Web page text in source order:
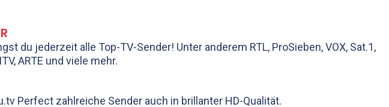
du jederzeit alle Top-TV-Sender! Unter anderem RTL, ProSieben, VOX, Sat.1,
ARTE und viele mehr.
Perfect zahlreiche Sender auch in brillanter HD-Qualität.